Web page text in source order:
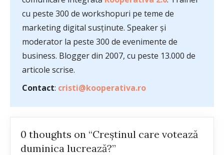
cu peste 300 de workshopuri pe teme de
marketing digital susținute. Speaker și
moderator la peste 300 de evenimente de
business. Blogger din 2007, cu peste 13.000 de
articole scrise.
Contact: cristi@kooperativa.ro
0 thoughts on “Creştinul care votează
duminica lucrează?”